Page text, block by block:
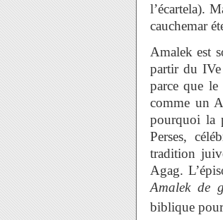
l’écartela).
cauchemar
Amalek est
partir du IVe
parce que le
comme un
pourquoi la
Perses,
tradition
Agag.
Amalek de
biblique